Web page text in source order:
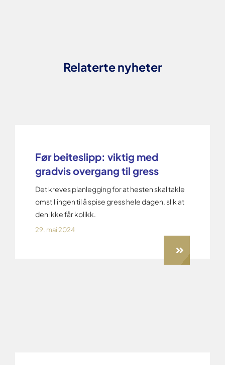
Relaterte nyheter
Før beiteslipp: viktig med
gradvis overgang til gress
Det kreves planlegging for at hesten skal takle
omstillingen til å spise gress hele dagen, slik at
den ikke får kolikk.
29. mai 2024